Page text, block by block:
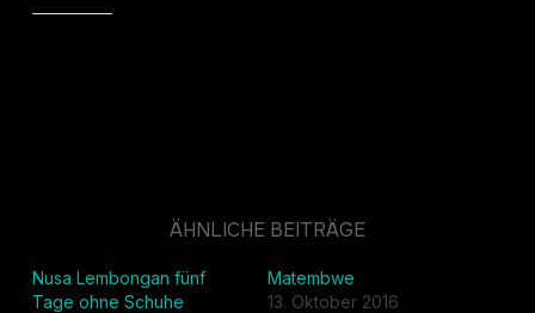
ÄHNLICHE BEITRÄGE
Nusa Lembongan fünf
Tage ohne Schuhe
Matembwe
13. Oktober 2016